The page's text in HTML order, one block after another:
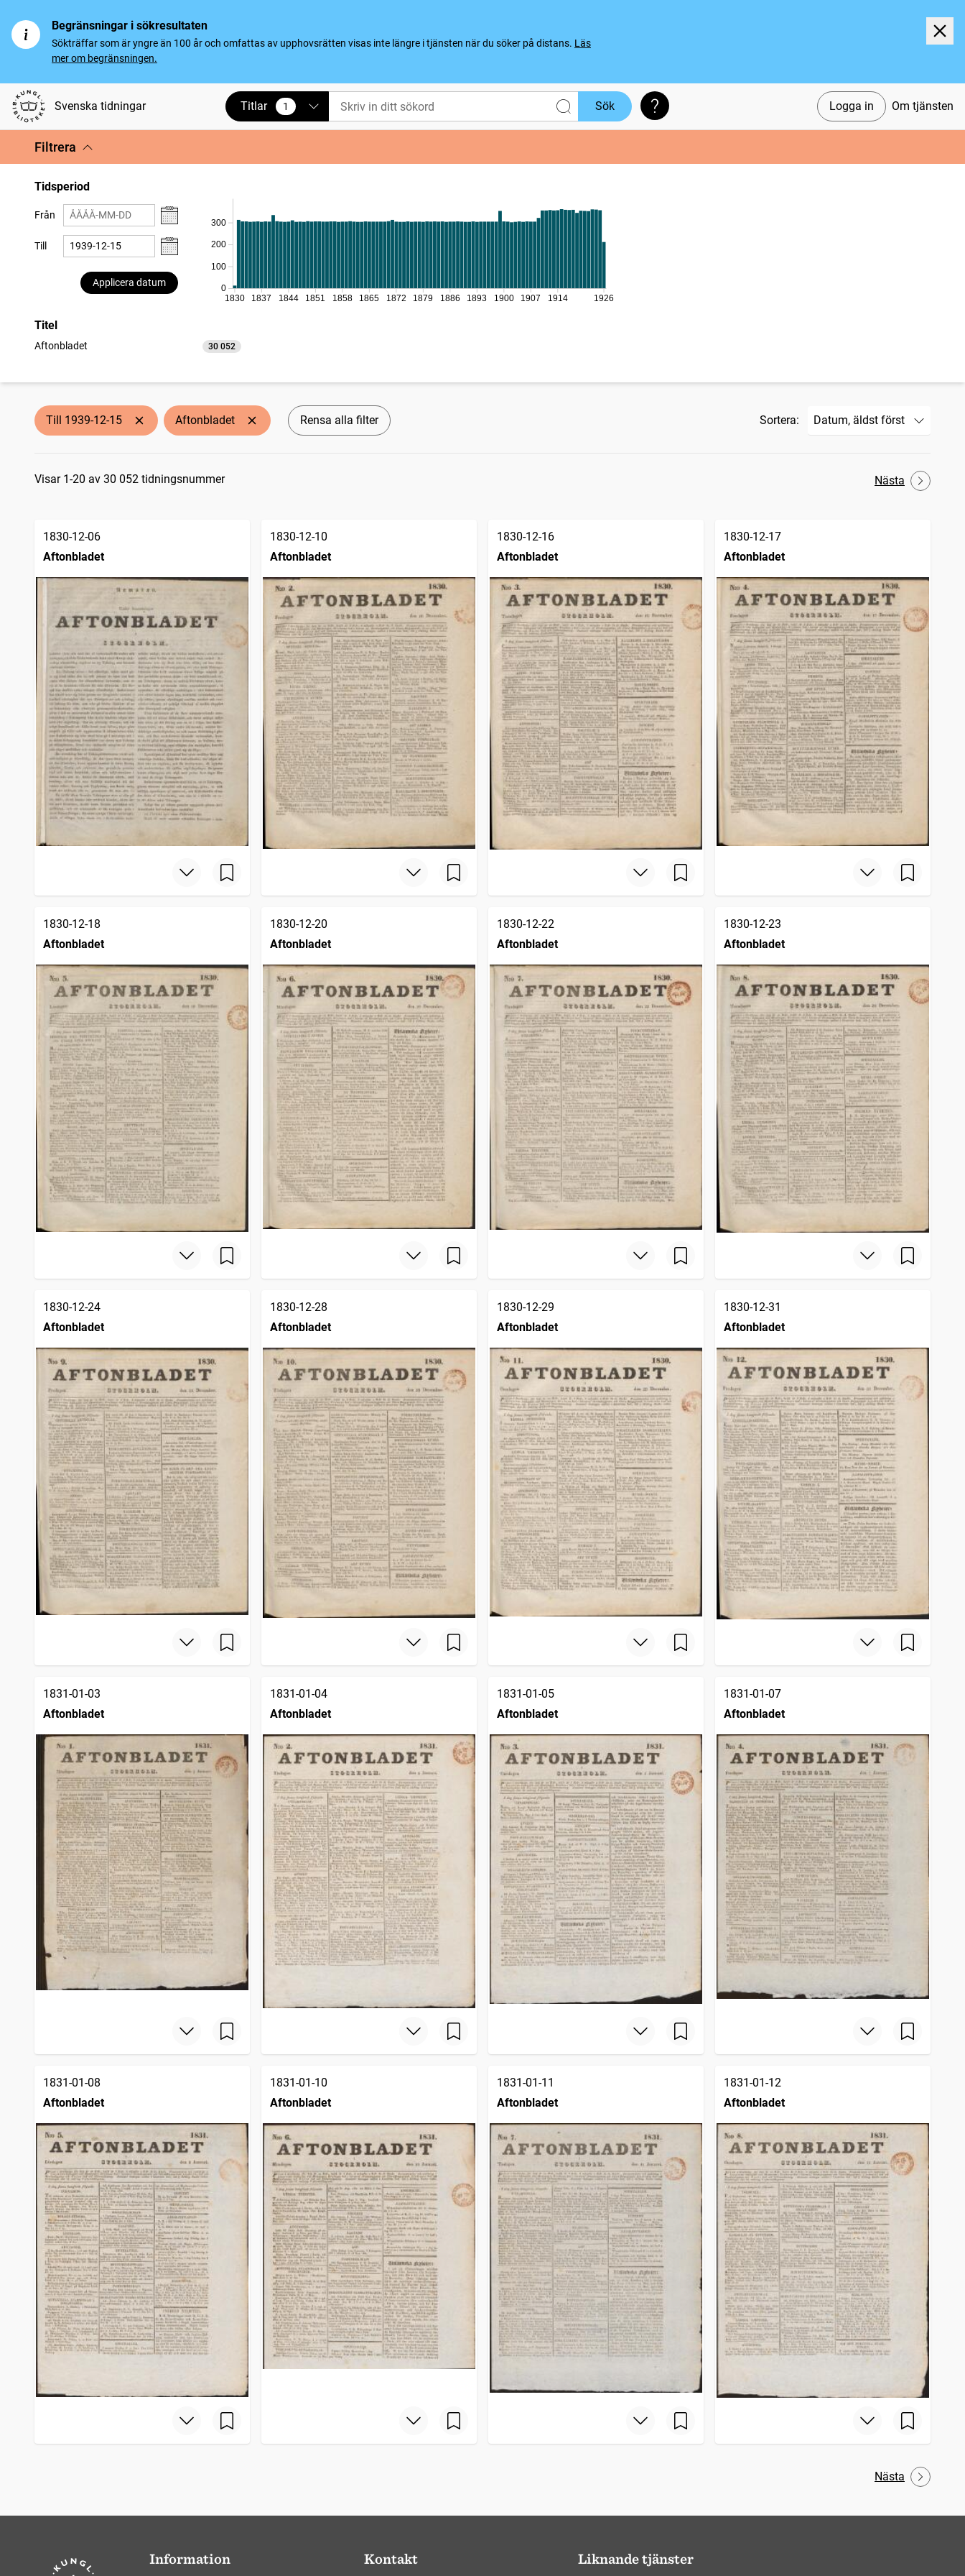
Begränsningar i sökresultaten
Sökträffar som är yngre än 100 år och omfattas av upphovsrätten visas inte längre i tjänsten när du söker på distans. Läs
mer om begränsningen.
Svenska tidningar Logga in Om tjänsten
Titlar 1
vald Sök Söktips
Filtrera
Tidsperiod
Från
Till
Applicera datum
0
100
200
300
1830 1837 1844 1851 1858 1865 1872 1879 1886 1893 1900 1907 1914 1926
Titel
Aftonbladet 30 052
träffar
Till 1939-12-15 Aftonbladet Rensa alla filter Sortera:
Sökresultat
Visar 1-20 av 30 052 tidningsnummer Nästa
1830-12-06
Aftonbladet
1830-12-10
Aftonbladet
1830-12-16
Aftonbladet
1830-12-17
Aftonbladet
1830-12-18
Aftonbladet
1830-12-20
Aftonbladet
1830-12-22
Aftonbladet
1830-12-23
Aftonbladet
1830-12-24
Aftonbladet
1830-12-28
Aftonbladet
1830-12-29
Aftonbladet
1830-12-31
Aftonbladet
1831-01-03
Aftonbladet
1831-01-04
Aftonbladet
1831-01-05
Aftonbladet
1831-01-07
Aftonbladet
1831-01-08
Aftonbladet
1831-01-10
Aftonbladet
1831-01-11
Aftonbladet
1831-01-12
Aftonbladet
Nästa
Information Kontakt Liknande tjänster